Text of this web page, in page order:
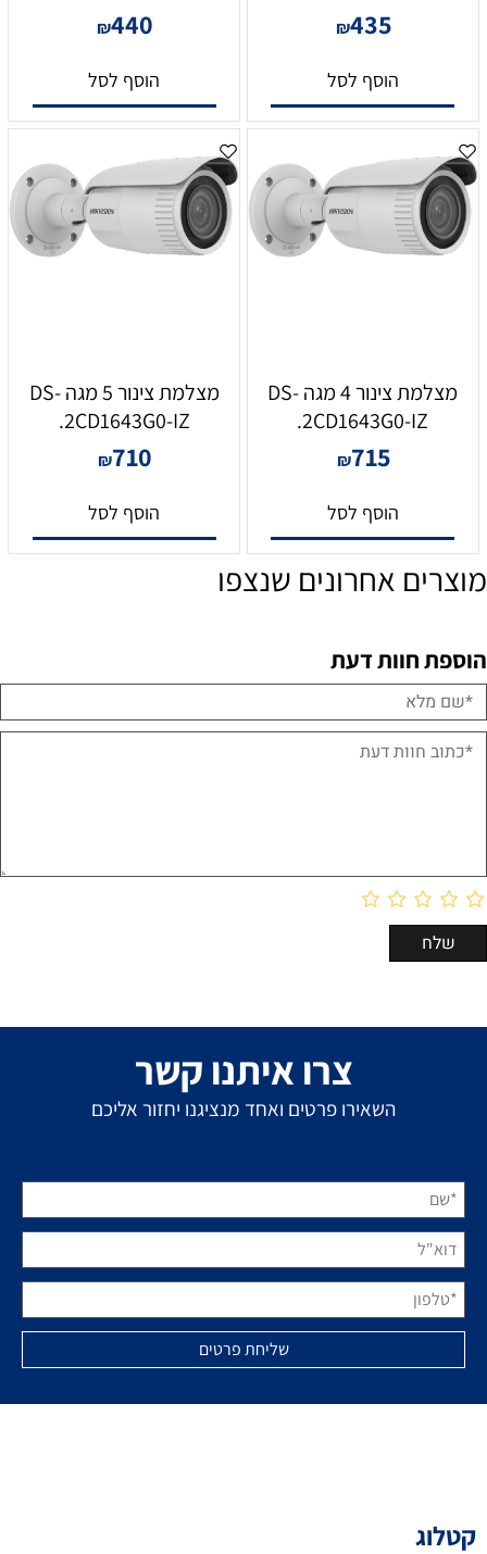
₪435
הוסף לסל
₪440
הוסף לסל
מצלמת צינור 4 מגה DS-
2CD1643G0-IZ.
₪715
הוסף לסל
מצלמת צינור 5 מגה DS-
2CD1643G0-IZ.
₪710
הוסף לסל
מוצרים אחרונים שנצפו
הוספת חוות דעת
צרו איתנו קשר
השאירו פרטים ואחד מנציגנו יחזור אליכם
קטלוג